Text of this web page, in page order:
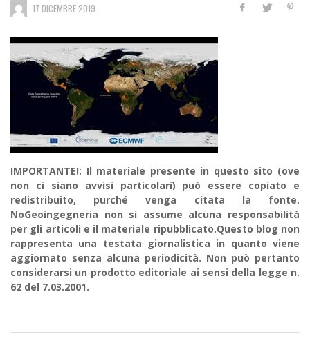
17 DICEMBRE 2019
IMPORTANTE!: Il materiale presente in questo sito (ove
non ci siano avvisi particolari) può essere copiato e
redistribuito, purché venga citata la fonte.
NoGeoingegneria non si assume alcuna responsabilità
per gli articoli e il materiale ripubblicato.Questo blog non
rappresenta una testata giornalistica in quanto viene
aggiornato senza alcuna periodicità. Non può pertanto
considerarsi un prodotto editoriale ai sensi della legge n.
62 del 7.03.2001.